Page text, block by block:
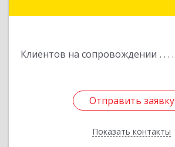
Клиентов на сопровождении
Отправить заявку
Показать контакты
Отправить заявку
Назад